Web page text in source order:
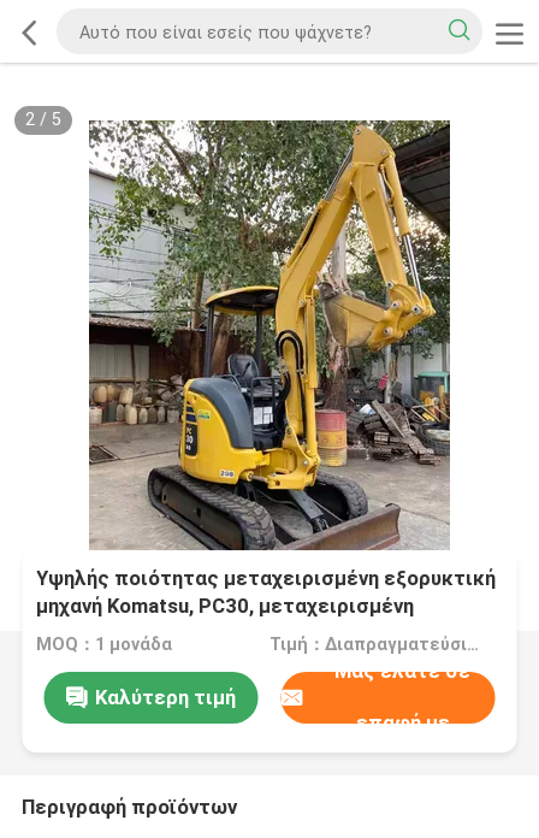
2/ 5
Υψηλής ποιότητας μεταχειρισμένη εξορυκτική
μηχανή Komatsu, PC30, μεταχειρισμένη
εξορυκτική μηχανή κατασκευής
MOQ：1 μονάδα Τιμή：Διαπραγματεύσιμος
Καλύτερη τιμή
Μας ελάτε σε
επαφή με
Περιγραφή προϊόντων